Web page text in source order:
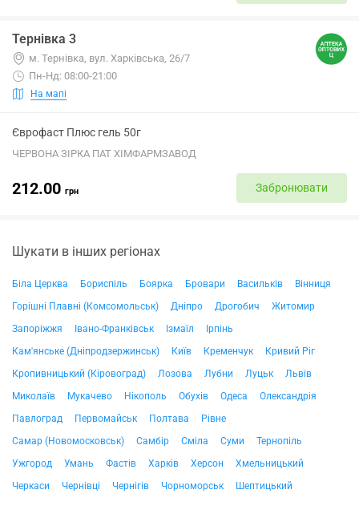
Тернівка 3
м. Тернівка, вул. Харківська, 26/7
Пн-Нд: 08:00-21:00
На мапі
Єврофаст Плюс гель 50г
ЧЕРВОНА ЗІРКА ПАТ ХІМФАРМЗАВОД
212.00 грн Забронювати
Шукати в інших регіонах
Біла Церква Бориспіль Боярка Бровари Васильків
Вінниця
Горішні Плавні (Комсомольськ)
Дніпро Дрогобич
Житомир
Запоріжжя
Івано-Франківськ Ізмаїл
Ірпінь
Кам'янське (Дніпродзержинськ)
Київ Кременчук
Кривий Ріг
Кропивницький (Кіровоград)
Лозова Лубни Луцьк
Львів
Миколаїв
Мукачево Нікополь Обухів Одеса
Олександрія
Павлоград
Первомайськ Полтава
Рівне
Самар (Новомосковськ)
Самбір Сміла Суми
Тернопіль
Ужгород
Умань Фастів Харків Херсон
Хмельницький
Черкаси
Чернівці Чернігів Чорноморськ Шептицький